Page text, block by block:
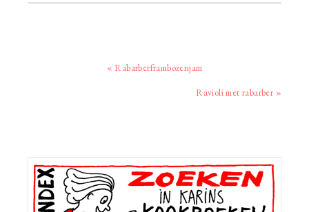
Vorig
« Rabarberframbozenjam
Volgend
Ravioli met rabarber »
Primaire
Sidebar